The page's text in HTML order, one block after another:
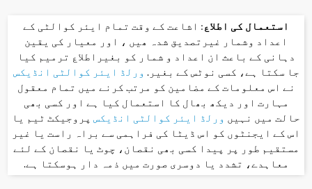
استعمال کی اطلاع: اشاعت کے وقت تمام ایئر کوالٹی کے
اعداد وشمار غیرتصدیق شدہ ھیں ، اور معیار کی یقین
دہانی کے باعث ان اعداد و شمار کو بغیراطلاع ترمیم کیا
جا سکتا ہے، کسی نوٹس کے بغیر. ورلڈ ایئر کوالٹی انڈیکس
نے اس معلومات کے مضامین کو مرتب کرنے میں تمام معقول
مہارت اور دیکھ بھال کا استعمال کیا ہے اور کسی بھی
حالت میں نہیں ورلڈ ایئر کوالٹی انڈیکس پروجیکٹ ٹیم یا
اس کے ایجنٹوں کو اس ڈیٹا کی فراہمی سے براہ راست یا غیر
مستقیم طور پر پیدا کسی بھی نقصان، چوٹ یا نقصان کے لئے
معاہدے، تشدد یا دوسری صورت میں ذمہ دار ہوسکتا ہے.